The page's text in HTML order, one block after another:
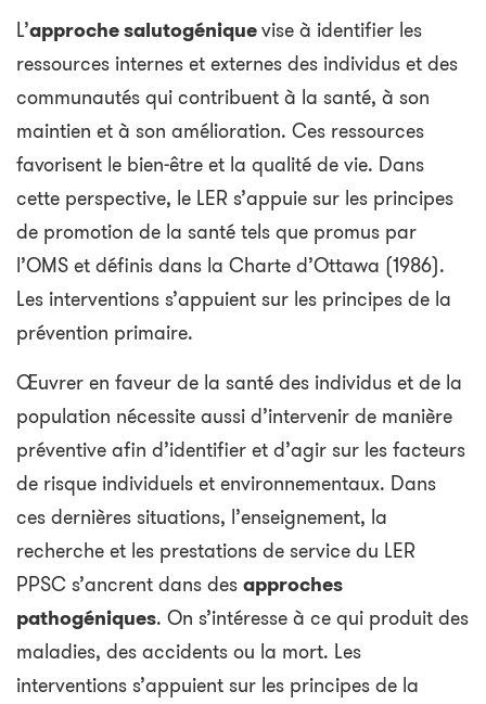
L’approche salutogéniquevise à identifier les
ressources internes et externes des individus et des
communautés qui contribuent à la santé, à son
maintien et à son amélioration. Ces ressources
favorisent le bien-être et la qualité de vie. Dans
cette perspective, le LER s’appuie sur les principes
de promotion de la santé tels que promus par
l’OMS et définis dans la Charte d’Ottawa (1986).
Les interventions s’appuient sur les principes de la
prévention primaire.
Œuvrer en faveur de la santé des individus et de la
population nécessite aussi d’intervenir de manière
préventive afin d’identifier et d’agir sur les facteurs
de risque individuels et environnementaux. Dans
ces dernières situations, l’enseignement, la
recherche et les prestations de service du LER
PPSC s’ancrent dans desapproches
pathogéniques. On s’intéresse à ce qui produit des
maladies, des accidents ou la mort. Les
interventions s’appuient sur les principes de la